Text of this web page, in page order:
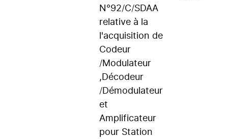
N°92/C/SDAA
relative à la
l'acquisition de
Codeur
/Modulateur
,Décodeur
/Démodulateur
et
Amplificateur
pour Station